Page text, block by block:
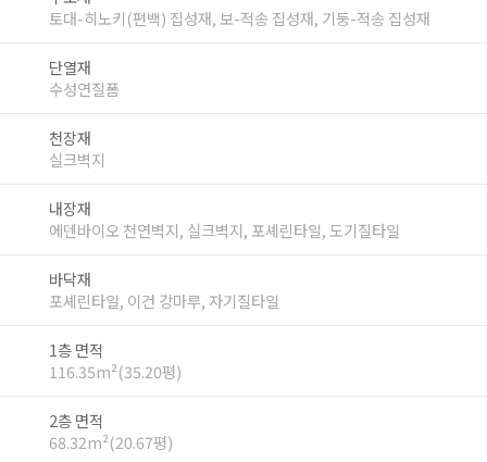
토대-히노키(편백) 집성재, 보-적송 집성재, 기둥-적송 집성재
단열재
수성연질폼
천장재
실크벽지
내장재
에덴바이오 천연벽지, 실크벽지, 포셰린타일, 도기질타일
바닥재
포셰린타일, 이건 강마루, 자기질타일
1층 면적
116.35m²(35.20평)
2층 면적
68.32m²(20.67평)